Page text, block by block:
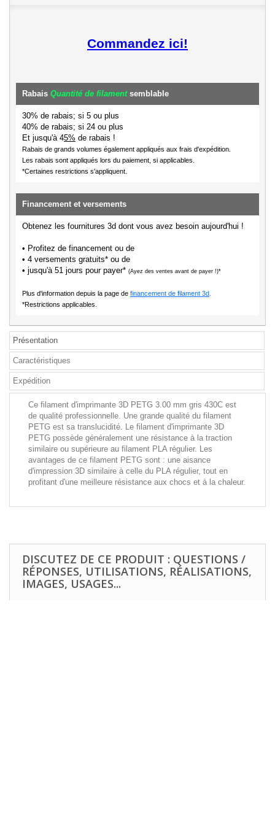
Commandez ici!
Rabais Quantité de filamentsemblable
30% de rabais; si 5 ou plus
40% de rabais; si 24 ou plus
Et jusqu'à 45% de rabais !
Rabais de grands volumes également appliqués aux frais d'expédition.
Les rabais sont appliqués lors du paiement, si applicables.
*Certaines restrictions s'appliquent.
Financement et versements
Obtenez les fournitures 3d dont vous avez besoin aujourd'hui !
• Profitez de financement ou de
• 4 versements gratuits* ou de
• jusqu'à 51 jours pour payer* (Ayez des ventes avant de payer !)*
Plus d'information depuis la page de financement de filament 3d
*Restrictions applicables.
Présentation
Caractéristiques
Expédition
Ce filament d'imprimante 3D PETG 3.00 mm gris 430C est
de qualité professionnelle. Une grande qualité du filament
PETG est sa translucidité. Le filament d'imprimante 3D
PETG possède généralement une résistance à la traction
similaire ou supérieure au filament PLA régulier. Les
avantages de ce filament PETG sont : une aisance
d'impression 3D similaire à celle du PLA régulier, tout en
profitant d'une meilleure résistance aux chocs et à la chaleur.
DISCUTEZ DE CE PRODUIT : QUESTIONS /
RÉPONSES, UTILISATIONS, RÉALISATIONS,
IMAGES, USAGES...